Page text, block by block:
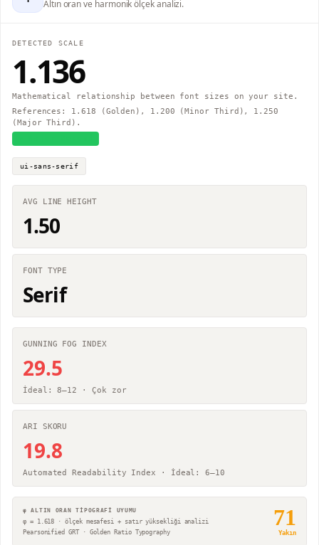
Altın oran ve harmonik ölçek analizi.
DETECTED SCALE
1.136
Mathematical relationship between font sizes on your site.
References: 1.618 (Golden), 1.200 (Minor Third), 1.250
(Major Third).
ui-sans-serif
AVG LINE HEIGHT
1.50
FONT TYPE
Serif
GUNNING FOG INDEX
29.5
İdeal: 8–12 · Çok zor
ARI SKORU
19.8
Automated Readability Index · İdeal: 6–10
φ ALTIN ORAN TİPOGRAFİ UYUMU
φ = 1.618 · ölçek mesafesi + satır yüksekliği analizi
Pearsonified GRT · Golden Ratio Typography
71
Yakın